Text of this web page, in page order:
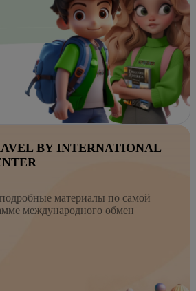
BY INTERNATIONAL
материалы по самой
международного обмен